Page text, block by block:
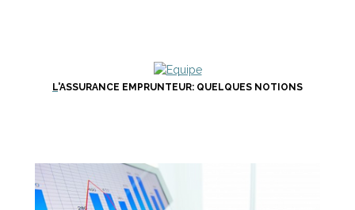
L'ASSURANCE EMPRUNTEUR: QUELQUES NOTIONS